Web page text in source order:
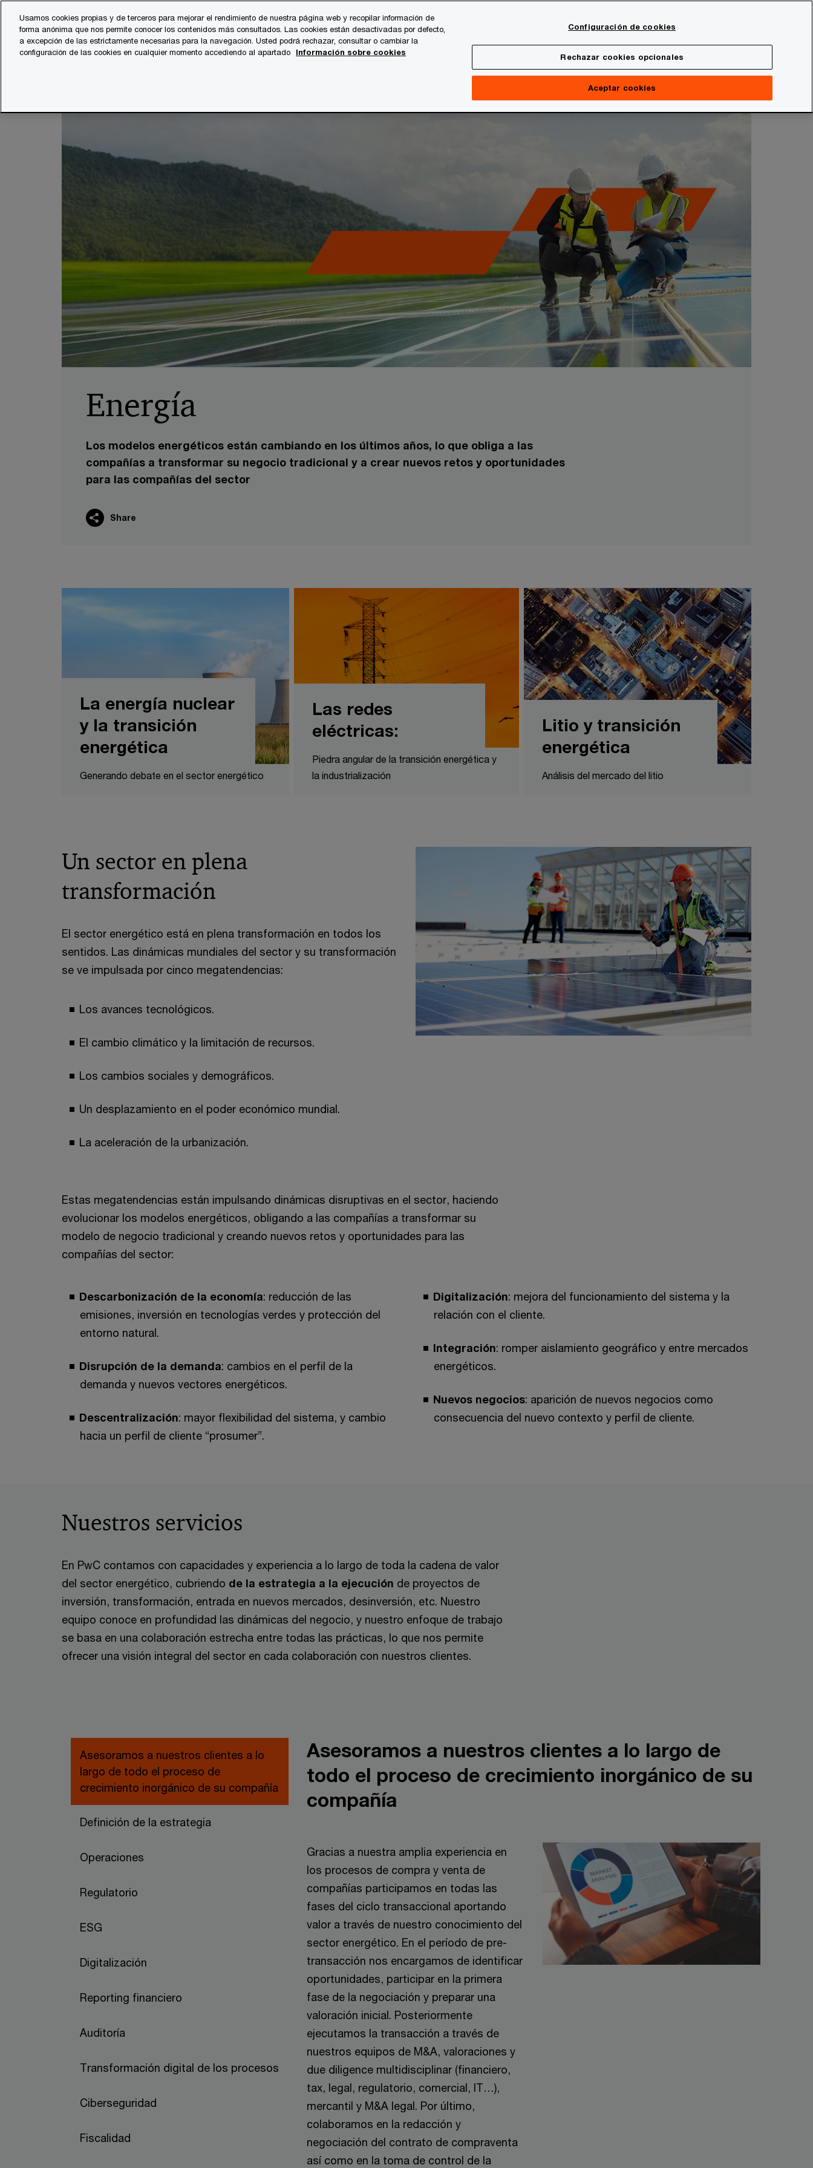
content
footer
Servicios Sectores Temas clave Quiénes somos
Los modelos energéticos están cambiando en los últimos años, lo que obliga a las
compañías a transformar su negocio tradicional y a crear nuevos retos y oportunidades
para las compañías del sector
Energía
Share
La energía nuclear
y la transición
energética
Generando debate en el sector energético
Las redes
eléctricas:
Piedra angular de la transición energética y
la industrialización
Litio y transición
energética
Análisis del mercado del litio
Un sector en plena
transformación
El sector energético está en plena transformación en todos los
sentidos. Las dinámicas mundiales del sector y su transformación
se ve impulsada por cinco megatendencias:
Los avances tecnológicos.
El cambio climático y la limitación de recursos.
Los cambios sociales y demográficos.
Un desplazamiento en el poder económico mundial.
La aceleración de la urbanización.
Estas megatendencias están impulsando dinámicas disruptivas en el sector, haciendo
evolucionar los modelos energéticos, obligando a las compañías a transformar su
modelo de negocio tradicional y creando nuevos retos y oportunidades para las
compañías del sector:
Descarbonización de la economía: reducción de las
emisiones, inversión en tecnologías verdes y protección del
entorno natural.
Disrupción de la demanda: cambios en el perfil de la
demanda y nuevos vectores energéticos.
Descentralización: mayor flexibilidad del sistema, y cambio
hacia un perfil de cliente “prosumer”.
Digitalización: mejora del funcionamiento del sistema y la
relación con el cliente.
Integración: romper aislamiento geográfico y entre mercados
energéticos.
Nuevos negocios: aparición de nuevos negocios como
consecuencia del nuevo contexto y perfil de cliente.
Nuestros servicios
En PwC contamos con capacidades y experiencia a lo largo de toda la cadena de valor
del sector energético, cubriendo de la estrategia a la ejecución de proyectos de
inversión, transformación, entrada en nuevos mercados, desinversión, etc. Nuestro
equipo conoce en profundidad las dinámicas del negocio, y nuestro enfoque de trabajo
se basa en una colaboración estrecha entre todas las prácticas, lo que nos permite
ofrecer una visión integral del sector en cada colaboración con nuestros clientes.
Asesoramos a nuestros clientes a lo
largo de todo el proceso de
crecimiento inorgánico de su compañía
Definición de la estrategia
Operaciones
Regulatorio
ESG
Digitalización
Reporting financiero
Auditoría
Transformación digital de los procesos
Ciberseguridad
Fiscalidad
Asesoramos a nuestros clientes a lo largo de
todo el proceso de crecimiento inorgánico de su
compañía
Gracias a nuestra amplia experiencia en
los procesos de compra y venta de
compañías participamos en todas las
fases del ciclo transaccional aportando
valor a través de nuestro conocimiento del
sector energético. En el período de pre-
transacción nos encargamos de identificar
oportunidades, participar en la primera
fase de la negociación y preparar una
valoración inicial. Posteriormente
ejecutamos la transacción a través de
nuestros equipos de M&A, valoraciones y
due diligence multidisciplinar (financiero,
tax, legal, regulatorio, comercial, IT…),
mercantil y M&A legal. Por último,
colaboramos en la redacción y
negociación del contrato de compraventa
así como en la toma de control de la
Usamos cookies propias y de terceros para mejorar el rendimiento de nuestra página web y recopilar información de
forma anónima que nos permite conocer los contenidos más consultados. Las cookies están desactivadas por defecto,
a excepción de las estrictamente necesarias para la navegación. Usted podrá rechazar, consultar o cambiar la
configuración de las cookies en cualquier momento accediendo al apartado
Información sobre cookies
Configuración de cookies
Rechazar cookies opcionales
Aceptar cookies